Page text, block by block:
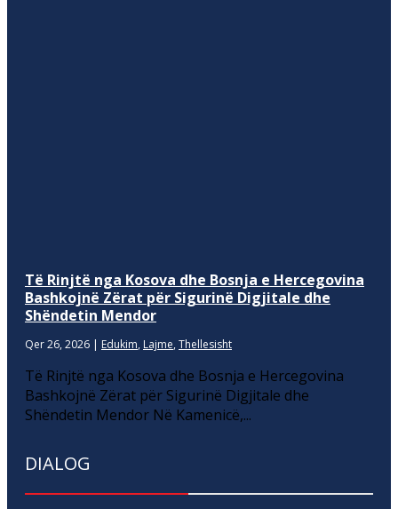
Të Rinjtë nga Kosova dhe Bosnja e Hercegovina
Bashkojnë Zërat për Sigurinë Digjitale dhe
Shëndetin Mendor
Qer 26, 2026 | Edukim, Lajme, Thellesisht
Të Rinjtë nga Kosova dhe Bosnja e Hercegovina
Bashkojnë Zërat për Sigurinë Digjitale dhe
Shëndetin Mendor Në Kamenicë,...
DIALOG